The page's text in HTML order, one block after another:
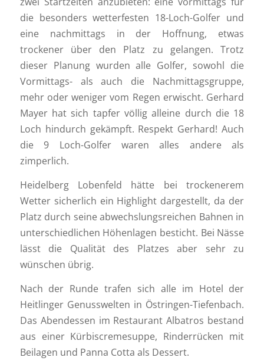
die besonders wetterfesten 18-Loch-Golfer und
eine nachmittags in der Hoffnung, etwas
trockener über den Platz zu gelangen. Trotz
dieser Planung wurden alle Golfer, sowohl die
Vormittags- als auch die Nachmittagsgruppe,
mehr oder weniger vom Regen erwischt. Gerhard
Mayer hat sich tapfer völlig alleine durch die 18
Loch hindurch gekämpft. Respekt Gerhard! Auch
die 9 Loch-Golfer waren alles andere als
zimperlich.
Heidelberg Lobenfeld hätte bei trockenerem
Wetter sicherlich ein Highlight dargestellt, da der
Platz durch seine abwechslungsreichen Bahnen in
unterschiedlichen Höhenlagen besticht. Bei Nässe
lässt die Qualität des Platzes aber sehr zu
wünschen übrig.
Nach der Runde trafen sich alle im Hotel der
Heitlinger Genusswelten in Östringen-Tiefenbach.
Das Abendessen im Restaurant Albatros bestand
aus einer Kürbiscremesuppe, Rinderrücken mit
Beilagen und Panna Cotta als Dessert.